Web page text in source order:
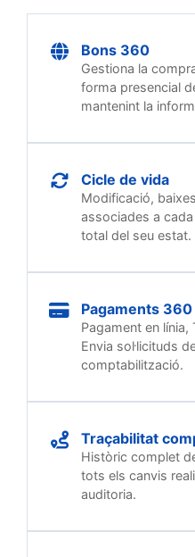
Bons 360
Gestiona la
forma presencial
mantenint la
Cicle de vida
Modificació,
associades a
total del seu estat.
Pagaments 360
Pagament en
Envia sol·licituds
comptabilització.
Traçabilitat
Històric complet
tots els canvis
auditoria.